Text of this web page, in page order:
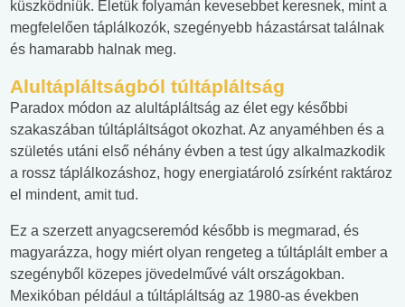
küszködniük. Életük folyamán kevesebbet keresnek, mint a
megfelelően táplálkozók, szegényebb házastársat találnak
és hamarabb halnak meg.
Alultápláltságból túltápláltság
Paradox módon az alultápláltság az élet egy későbbi
szakaszában túltápláltságot okozhat. Az anyaméhben és a
születés utáni első néhány évben a test úgy alkalmazkodik
a rossz táplálkozáshoz, hogy energiatároló zsírként raktároz
el mindent, amit tud.
Ez a szerzett anyagcseremód később is megmarad, és
magyarázza, hogy miért olyan rengeteg a túltáplált ember a
szegényből közepes jövedelművé vált országokban.
Mexikóban például a túltápláltság az 1980-as években